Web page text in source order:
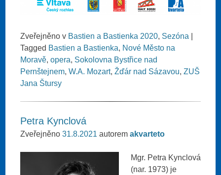
Zveřejněno v Bastien a Bastienka 2020, Sezóna
Tagged Bastien a Bastienka, Nové Město na
Moravě,opera, Sokolovna Bystřice nad
Pernštejnem,W.A. Mozart,Žďár nad Sázavou,ZUŠ
Jana Štursy
Petra Kynclová
Zveřejněno31.8.2021 autoremakvarteto
Mgr. Petra Kynclová
(nar. 1973) je